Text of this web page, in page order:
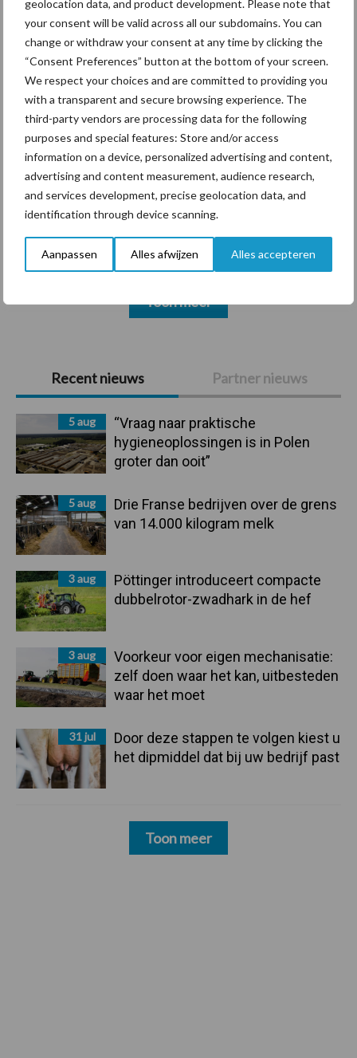
geolocation data, and product development. Please note that
your consent will be valid across all our subdomains. You can
change or withdraw your consent at any time by clicking the
“Consent Preferences” button at the bottom of your screen.
We respect your choices and are committed to providing you
with a transparent and secure browsing experience. The
third-party vendors are processing data for the following
purposes and special features: Store and/or access
information on a device, personalized advertising and content,
advertising and content measurement, audience research,
and services development, precise geolocation data, and
identification through device scanning.
Aanpassen Alles afwijzen Alles accepteren
Primaire
Sidebar
Recent nieuws Partner nieuws
5 aug
“Vraag naar praktische
hygieneoplossingen is in Polen
groter dan ooit”
5 aug
Drie Franse bedrijven over de grens
van 14.000 kilogram melk
3 aug
Pöttinger introduceert compacte
dubbelrotor-zwadhark in de hef
3 aug
Voorkeur voor eigen mechanisatie:
zelf doen waar het kan, uitbesteden
waar het moet
31 jul
Door deze stappen te volgen kiest u
het dipmiddel dat bij uw bedrijf past
Toon meer
Themapagina's
Diergezondheid Bemesting Fokkerij
Compost Dierlijke mest
Toon meer